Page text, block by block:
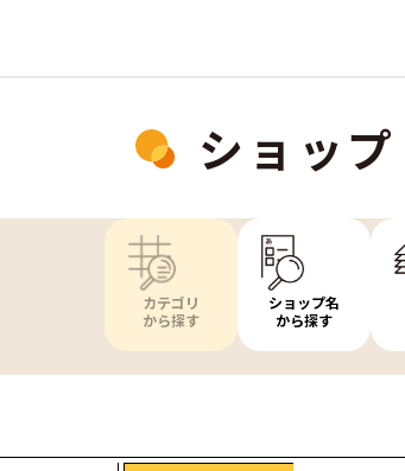
ショッ
カテゴリ
から探す
ショップ名
から探す